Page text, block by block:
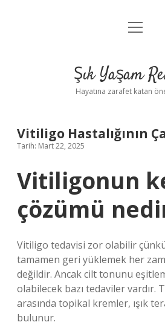
Anasayfa
Yasal Uyarı
menüyü
Şık Yaşam
Hayatına zarafet katan
Vitiligo Hastalığının
Tarih: Mart 22, 2025
Vitiligonun
çözümü
Vitiligo tedavisi zor olabilir
tamamen geri yüklemek her
değildir. Ancak cilt tonunu
olabilecek bazı tedaviler vardır.
arasında topikal kremler, ışık
bulunur.